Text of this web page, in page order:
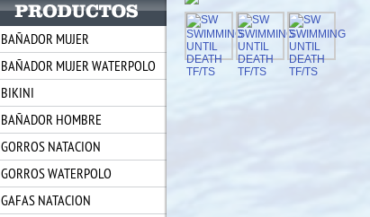
BAÑADOR MUJER
BAÑADOR MUJER WATERPOLO
BIKINI
BAÑADOR HOMBRE
GORROS NATACION
GORROS WATERPOLO
GAFAS NATACION